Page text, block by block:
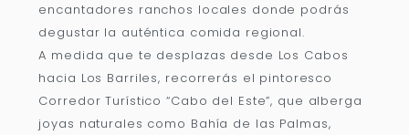
encantadores ranchos locales donde podrás
degustar la auténtica comida regional.
A medida que te desplazas desde Los Cabos
hacia Los Barriles, recorrerás el pintoresco
Corredor Turístico “Cabo del Este”, que alberga
joyas naturales como Bahía de las Palmas,